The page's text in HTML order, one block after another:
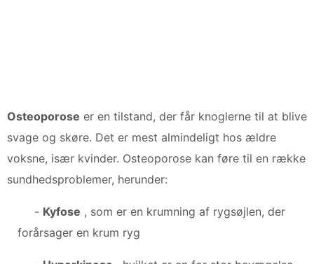
Osteoporose er en tilstand, der får knoglerne til at blive
svage og skøre. Det er mest almindeligt hos ældre
voksne, især kvinder. Osteoporose kan føre til en række
sundhedsproblemer, herunder:
- Kyfose , som er en krumning af rygsøjlen, der
forårsager en krum ryg